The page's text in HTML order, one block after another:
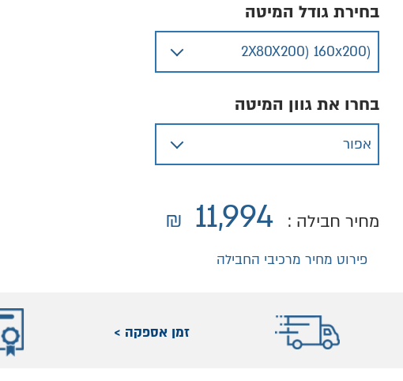
בחירת גודל המיטה
בחרו את גוון המיטה
מחיר חבילה : 11,994
₪
פירוט מחיר מרכיבי החבילה
זמן אספקה >